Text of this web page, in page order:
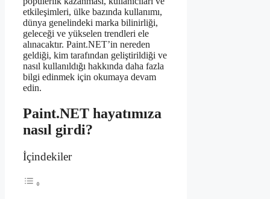
etkileşimleri, ülke bazında kullanımı,
dünya genelindeki marka bilinirliği,
geleceği ve yükselen trendleri ele
alınacaktır. Paint.NET’in nereden
geldiği, kim tarafından geliştirildiği ve
nasıl kullanıldığı hakkında daha fazla
bilgi edinmek için okumaya devam
edin.
Paint.NET hayatımıza
nasıl girdi?
İçindekiler